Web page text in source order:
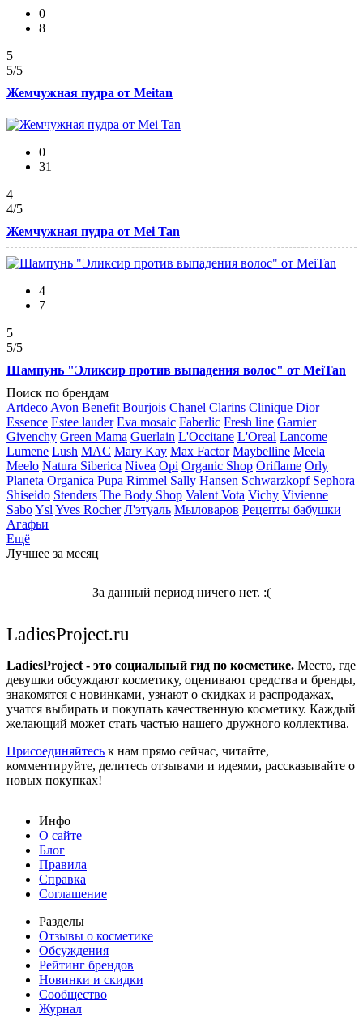
0
8
5
5/5
Жемчужная пудра от Meitan
0
31
4
4/5
Жемчужная пудра от Mei Tan
4
7
5
5/5
Шампунь "Эликсир против выпадения волос" от MeiTan
Поиск по брендам
Artdeco Avon Benefit Bourjois Chanel Clarins Clinique Dior
Essence Estee lauder Eva mosaic Faberlic Fresh line Garnier
Givenchy Green Mama Guerlain L'Occitane L'Oreal Lancome
Lumene Lush MAC Mary Kay Max Factor Maybelline Meela
Meelo Natura Siberica Nivea Opi Organic Shop Oriflame Orly
Planeta Organica Pupa Rimmel Sally Hansen Schwarzkopf Sephora
Shiseido Stenders The Body Shop Valent Vota Vichy Vivienne
SaboYsl Yves Rocher Л'этуаль Мыловаров Рецепты бабушки
Агафьи
Ещё
Лучшее за месяц
За данный период ничего нет. :(
LadiesProject.ru
LadiesProject - это социальный гид по косметике. Место, где
девушки обсуждают косметику, оценивают средства и бренды,
знакомятся с новинками, узнают о скидках и распродажах,
учатся выбирать и покупать качественную косметику. Каждый
желающий может стать частью нашего дружного коллектива.
Присоединяйтесь к нам прямо сейчас, читайте,
комментируйте, делитесь отзывами и идеями, рассказывайте о
новых покупках!
Инфо
О сайте
Блог
Правила
Справка
Соглашение
Разделы
Отзывы о косметике
Обсуждения
Рейтинг брендов
Новинки и скидки
Сообщество
Журнал